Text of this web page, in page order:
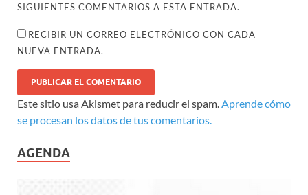
SIGUIENTES COMENTARIOS A ESTA ENTRADA.
RECIBIR UN CORREO ELECTRÓNICO CON CADA
NUEVA ENTRADA.
Este sitio usa Akismet para reducir el spam.Aprende cómo
se procesan los datos de tus comentarios.
AGENDA